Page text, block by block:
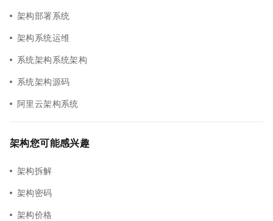
架构部署系统
架构系统运维
系统架构系统架构
系统架构源码
阿里云架构系统
架构您可能感兴趣
架构拆解
架构密码
架构价格